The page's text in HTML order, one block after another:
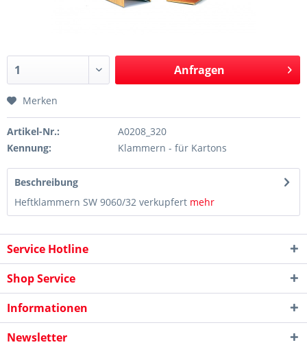
Anfragen
Merken
Artikel-Nr.:
A0208_320
Kennung:
Klammern - für Kartons
Beschreibung
Heftklammern SW 9060/32 verkupfert mehr
Service Hotline
Shop Service
Informationen
Newsletter